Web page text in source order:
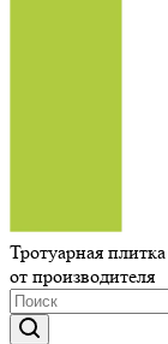
Тротуарная плитка
от производителя